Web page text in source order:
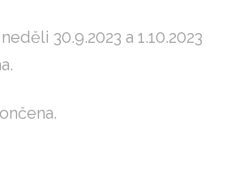
30.9.2023 a 1.10.2023